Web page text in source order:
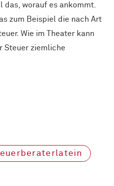
das, worauf es ankommt.
zum Beispiel die nach Art
Wie im Theater kann
Steuer ziemliche